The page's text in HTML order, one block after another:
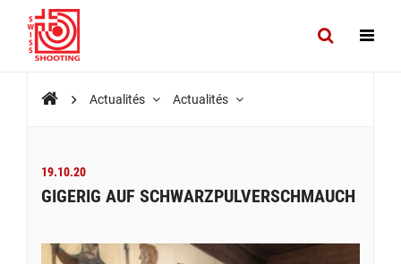
Actualités Actualités
19.10.20
GIGERIG AUF SCHWARZPULVERSCHMAUCH